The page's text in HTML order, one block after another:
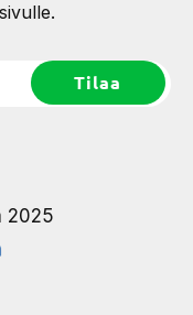
2025